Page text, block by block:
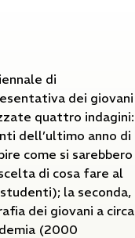
di
dei giovani
quattro indagini:
dell’ultimo anno di
come si sarebbero
di cosa fare al
la seconda,
dei giovani a circa
(2000